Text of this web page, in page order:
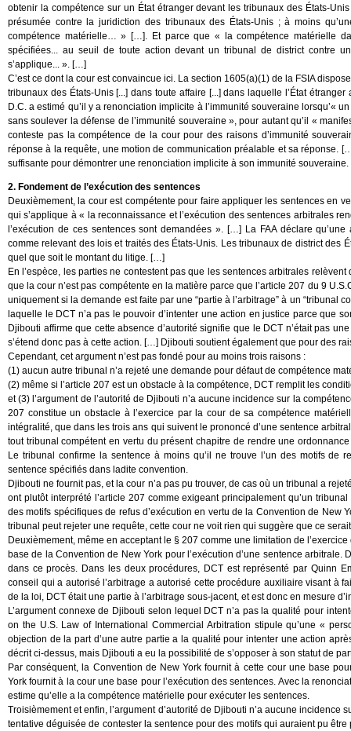
obtenir la compétence sur un État étranger devant les tribunaux des États-
présumée contre la juridiction des tribunaux des États-Unis ; à moins
compétence matérielle… » […]. Et parce que « la compétence matérielle
spécifiées... au seuil de toute action devant un tribunal de district contre
s’applique... ». […]
C’est ce dont la cour est convaincue ici. La section 1605(a)(1) de la FSIA
tribunaux des États-Unis [...] dans toute affaire [...] dans laquelle l’État
D.C. a estimé qu’il y a renonciation implicite à l’immunité souveraine lorsqu’«
sans soulever la défense de l’immunité souveraine », pour autant qu’il «
conteste pas la compétence de la cour pour des raisons d’immunité
réponse à la requête, une motion de communication préalable et sa réponse.
suffisante pour démontrer une renonciation implicite à son immunité
2. Fondement de l’exécution des sentences
Deuxièmement, la cour est compétente pour faire appliquer les sentences en
qui s’applique à « la reconnaissance et l’exécution des sentences arbitrales
l’exécution de ces sentences sont demandées ». […] La FAA déclare
comme relevant des lois et traités des États-Unis. Les tribunaux de district des
quel que soit le montant du litige. […]
En l’espèce, les parties ne contestent pas que les sentences arbitrales
que la cour n’est pas compétente en la matière parce que l’article 207 du 9
uniquement si la demande est faite par une “partie à l’arbitrage” à un “tribunal
laquelle le DCT n’a pas le pouvoir d’intenter une action en justice parce que
Djibouti affirme que cette absence d’autorité signifie que le DCT n’était pas
s’étend donc pas à cette action. […] Djibouti soutient également que pour des
Cependant, cet argument n’est pas fondé pour au moins trois raisons :
(1) aucun autre tribunal n’a rejeté une demande pour défaut de compétence
(2) même si l’article 207 est un obstacle à la compétence, DCT remplit les
et (3) l’argument de l’autorité de Djibouti n’a aucune incidence sur la
207 constitue un obstacle à l’exercice par la cour de sa compétence
intégralité, que dans les trois ans qui suivent le prononcé d’une sentence
tout tribunal compétent en vertu du présent chapitre de rendre une
Le tribunal confirme la sentence à moins qu’il ne trouve l’un des motifs de
sentence spécifiés dans ladite convention.
Djibouti ne fournit pas, et la cour n’a pas pu trouver, de cas où un tribunal a
ont plutôt interprété l’article 207 comme exigeant principalement qu’un
des motifs spécifiques de refus d’exécution en vertu de la Convention de New
tribunal peut rejeter une requête, cette cour ne voit rien qui suggère que ce
Deuxièmement, même en acceptant le § 207 comme une limitation de
base de la Convention de New York pour l’exécution d’une sentence
dans ce procès. Dans les deux procédures, DCT est représenté par Quinn
conseil qui a autorisé l’arbitrage a autorisé cette procédure auxiliaire visant
de la loi, DCT était une partie à l’arbitrage sous-jacent, et est donc en mesure
L’argument connexe de Djibouti selon lequel DCT n’a pas la qualité pour
on the U.S. Law of International Commercial Arbitration stipule qu’une «
objection de la part d’une autre partie a la qualité pour intenter une action
décrit ci-dessus, mais Djibouti a eu la possibilité de s’opposer à son statut de
Par conséquent, la Convention de New York fournit à cette cour une base
York fournit à la cour une base pour l’exécution des sentences. Avec la
estime qu’elle a la compétence matérielle pour exécuter les sentences.
Troisièmement et enfin, l’argument d’autorité de Djibouti n’a aucune
tentative déguisée de contester la sentence pour des motifs qui auraient pu